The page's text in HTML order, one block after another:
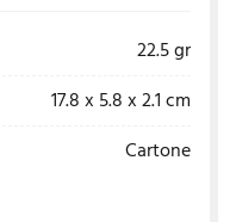
22.5 gr
17.8 x 5.8 x 2.1 cm
Cartone